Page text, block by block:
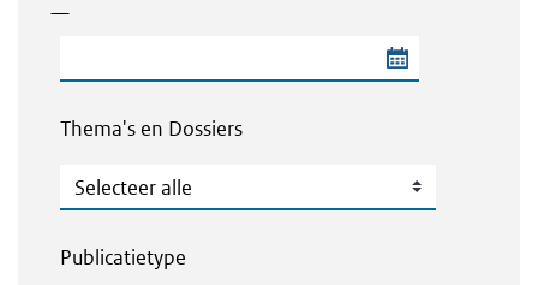
—
Thema's en Dossiers
Thema's en Dossiers
Publicatietype